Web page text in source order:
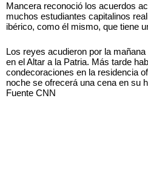
Mancera reconoció los acuerdos
muchos estudiantes capitalinos
ibérico, como él mismo, que tiene
Los reyes acudieron por la
en el Altar a la Patria. Más tarde
condecoraciones en la residencia
noche se ofrecerá una cena en su
Fuente CNN